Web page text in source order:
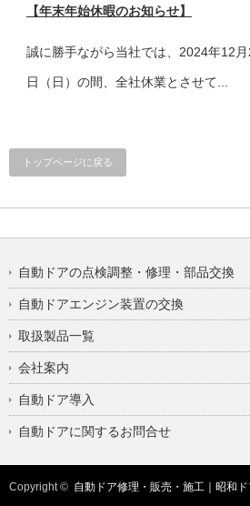
【年末年始休暇のお知らせ】
誠に勝手ながら当社では、2024年12
日（日）の間、全社休業とさせて...
トップページに戻る
自動ドアの点検調整・修理・部品交換
自動ドアエンジン装置の交換
取扱製品一覧
会社案内
自動ドア導入
自動ドアに関するお問合せ
Copyright © 自動ドア修理・販売・施工｜昭和